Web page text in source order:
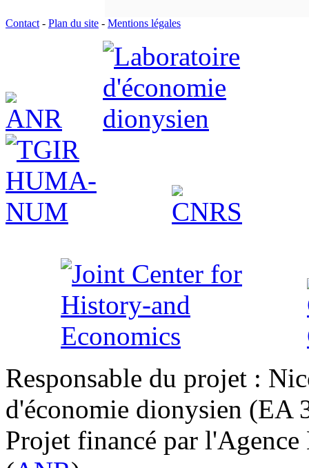
Contact - Plan du site - Mentions légales
Responsable du projet :
d'économie dionysien
Projet financé par l'Agence